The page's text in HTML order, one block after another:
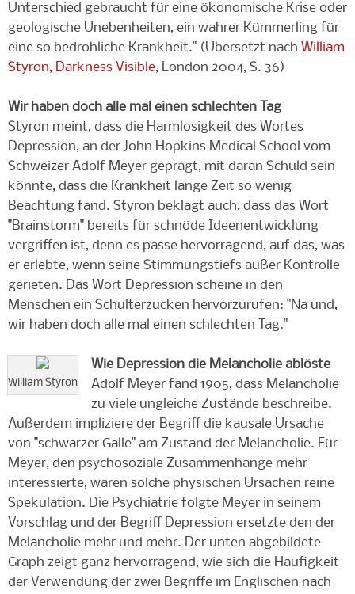
Unterschied gebraucht für eine ökonomische Krise oder
geologische Unebenheiten, ein wahrer Kümmerling für
eine so bedrohliche Krankheit." (Übersetzt nach William
Styron, Darkness Visible, London 2004, S. 36)
Wir haben doch alle mal einen schlechten Tag
Styron meint, dass die Harmlosigkeit des Wortes
Depression, an der John Hopkins Medical School vom
Schweizer Adolf Meyer geprägt, mit daran Schuld sein
könnte, dass die Krankheit lange Zeit so wenig
Beachtung fand. Styron beklagt auch, dass das Wort
"Brainstorm" bereits für schnöde Ideenentwicklung
vergriffen ist, denn es passe hervorragend, auf das, was
er erlebte, wenn seine Stimmungstiefs außer Kontrolle
gerieten. Das Wort Depression scheine in den
Menschen ein Schulterzucken hervorzurufen: "Na und,
wir haben doch alle mal einen schlechten Tag."
William Styron
Wie Depression die Melancholie ablöste
Adolf Meyer fand 1905, dass Melancholie
zu viele ungleiche Zustände beschreibe.
Außerdem impliziere der Begriff die kausale Ursache
von "schwarzer Galle" am Zustand der Melancholie. Für
Meyer, den psychosoziale Zusammenhänge mehr
interessierte, waren solche physischen Ursachen reine
Spekulation. Die Psychiatrie folgte Meyer in seinem
Vorschlag und der Begriff Depression ersetzte den der
Melancholie mehr und mehr. Der unten abgebildete
Graph zeigt ganz hervorragend, wie sich die Häufigkeit
der Verwendung der zwei Begriffe im Englischen nach